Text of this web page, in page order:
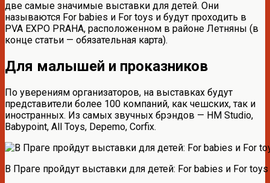
две самые значимые выставки для детей. Они
называются For babies и For toys и будут проходить в
PVA EXPO PRAHA, расположенном в районе Летняны (в
конце статьи — обязательная карта).
Для малышей и проказников
По уверениям организаторов, на выставках будут
представители более 100 компаний, как чешских, так и
иностранных. Из самых звучных брэндов — HM Studio,
Babypoint, All Toys, Depemo, Corfix.
В Праге пройдут выставки для детей: For babies и For toys